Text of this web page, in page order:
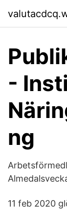
-
ng
11 feb 2020